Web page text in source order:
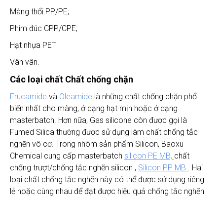
Màng thổi PP/PE;
Phim đúc CPP/CPE;
Hạt nhựa PET
Vân vân.
Các loại chất Chất chống chặn
Erucamide và Oleamide là những chất chống chặn phổ
biến nhất cho màng, ở dạng hạt mịn hoặc ở dạng
masterbatch. Hơn nữa, Gas silicone còn được gọi là
Fumed Silica thường được sử dụng làm chất chống tắc
nghẽn vô cơ. Trong nhóm sản phẩm Silicon, Baoxu
Chemical cung cấp masterbatch silicon PE MB, chất
chống trượt/chống tắc nghẽn silicon , Silicon PP MB . Hai
loại chất chống tắc nghẽn này có thể được sử dụng riêng
lẻ hoặc cùng nhau để đạt được hiệu quả chống tắc nghẽn